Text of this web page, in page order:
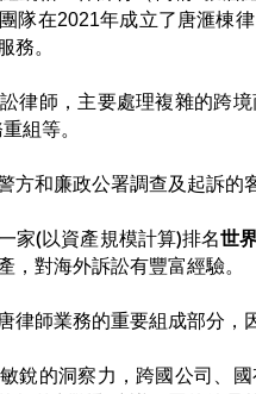
隊在2021年成立了唐滙棟
務。
律師，主要處理複雜的跨
組等。
方和廉政公署調查及起訴的
家(以資產規模計算)排名世
，對海外訴訟有豐富經驗。
律師業務的重要組成部分，
銳的洞察力，跨國公司、